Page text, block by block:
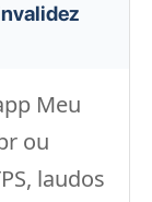
Meu
ou
laudos